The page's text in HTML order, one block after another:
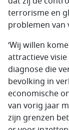
terrorisme en
problemen van
‘Wij willen
attractieve visie
diagnose die
bevolking in
economische
van vorig jaar
zijn grenzen